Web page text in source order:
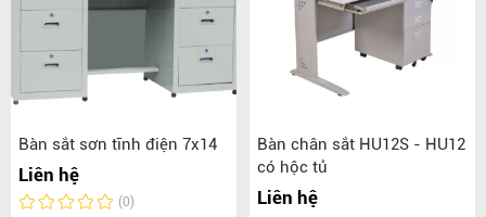
Bàn sắt sơn tĩnh điện 7x14
Liên hệ
(0)
Bàn chân sắt HU12S - HU12
có hộc tủ
Liên hệ